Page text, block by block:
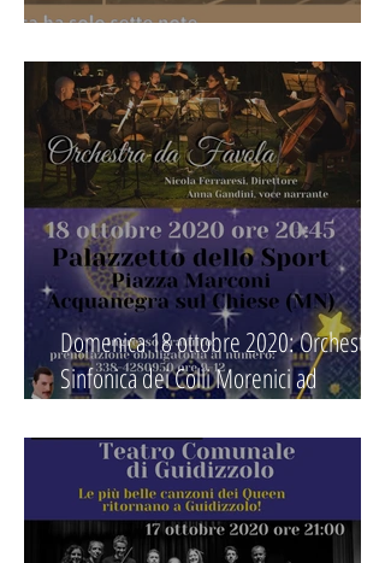
Domenica 18 ottobre 2020: Orchestra
Sinfonica dei Colli Morenici ad